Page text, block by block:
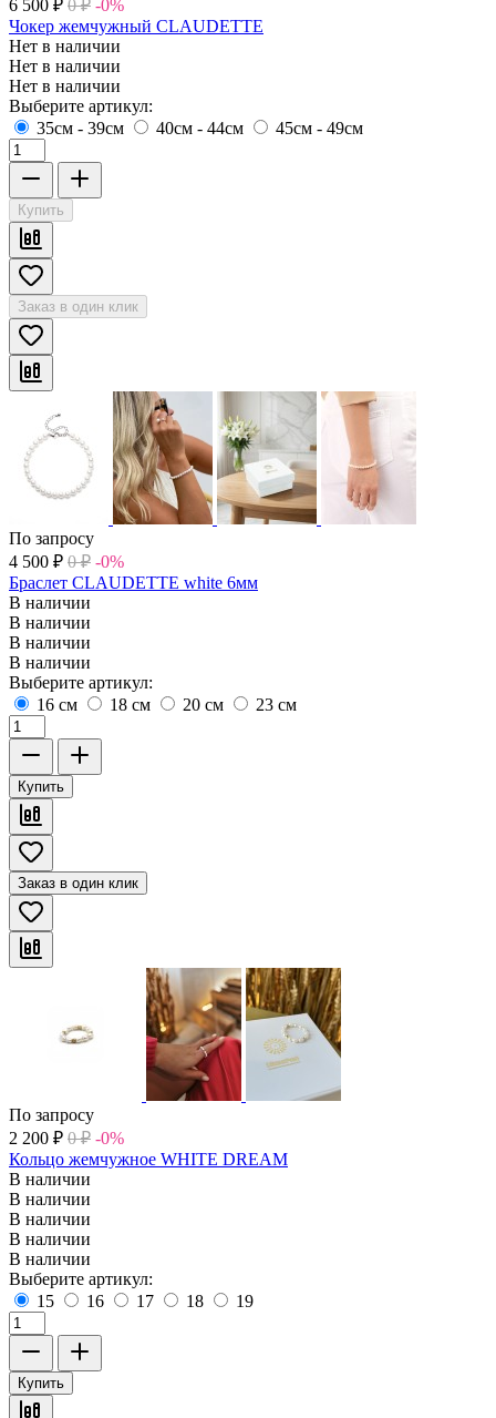
6 500 ₽ 0 ₽ -0%
Чокер жемчужный CLAUDETTE
Нет в наличии
Нет в наличии
Нет в наличии
Выберите артикул:
35см - 39см
40см - 44см 45см - 49см
Купить
Заказ в один клик
По запросу
4 500 ₽ 0 ₽ -0%
Браслет CLAUDETTE white 6мм
В наличии
В наличии
В наличии
В наличии
Выберите артикул:
16 см
18 см 20 см 23 см
Купить
Заказ в один клик
По запросу
2 200 ₽ 0 ₽ -0%
Кольцо жемчужное WHITE DREAM
В наличии
В наличии
В наличии
В наличии
В наличии
Выберите артикул:
15
16 17 18 19
Купить